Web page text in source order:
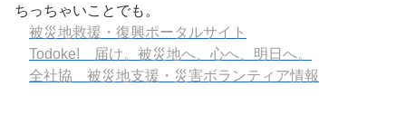
ちっちゃいことでも。
被災地救援・復興ポータルサイト
Todoke! 届け。被災地へ、心へ、明日へ。
全社協 被災地支援・災害ボランティア情報